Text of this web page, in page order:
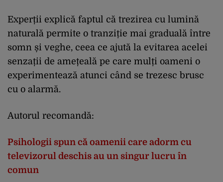
Experții explică faptul că trezirea cu lumină
naturală permite o tranziție mai graduală între
somn și veghe, ceea ce ajută la evitarea acelei
senzații de amețeală pe care mulți oameni o
experimentează atunci când se trezesc brusc
cu o alarmă.
Autorul recomandă:
Psihologii spun că oamenii care adorm cu
televizorul deschis au un singur lucru în
comun